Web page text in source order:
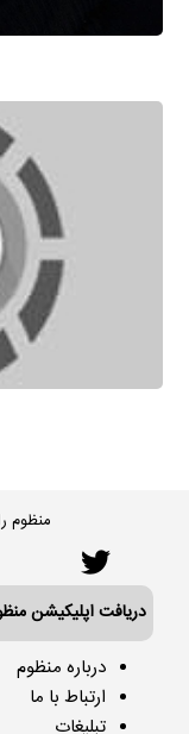
منظوم
دریافت اپلیکیشن
درباره منظوم
ارتباط با ما
تبلیغات